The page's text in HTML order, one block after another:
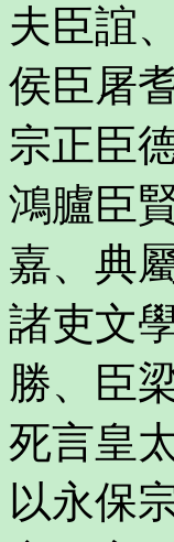
夫臣誼
侯臣屠
宗正臣
鴻臚臣
嘉、典
諸吏文
勝、臣
死言皇
以永保